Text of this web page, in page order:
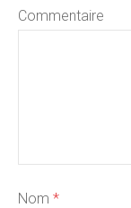
Commentaire
Nom *